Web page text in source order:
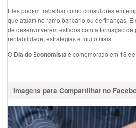
Eles podem trabalhar como consultores em
que atuam no ramo bancário ou de finanças.
de desenvolverem estudos com a formação de
rentabilidade, estratégias e muito mais.
O Dia do Economista é comemorado em 13
Imagens para Compartilhar no